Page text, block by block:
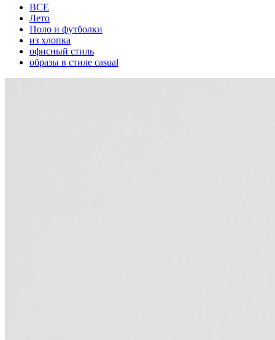
ВСЕ
Лето
Поло и футболки
из хлопка
офисный стиль
образы в стиле casual